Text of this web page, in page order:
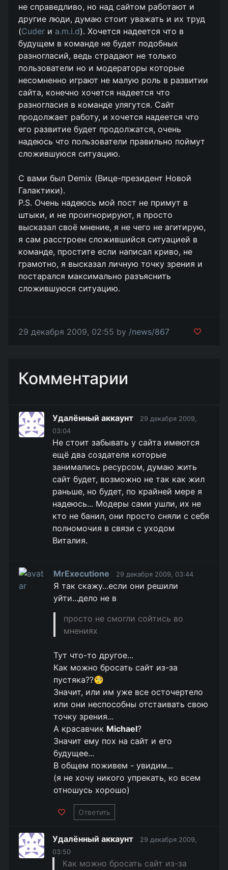
не справедливо, но над сайтом работают и
другие люди, думаю стоит уважать и их труд
(Cuder и a.m.i.d). Хочется надеется что в
будущем в команде не будет подобных
разногласий, ведь страдают не только
пользователи но и модераторы которые
несомненно играют не малую роль в развитии
сайта, конечно хочется надеется что
разногласия в команде улягутся. Сайт
продолжает работу, и хочется надеется что
его развитие будет продолжатся, очень
надеюсь что пользователи правильно поймут
сложившуюся ситуацию.
С вами был Demix (Вице-президент Новой
Галактики).
P.S. Очень надеюсь мой пост не примут в
штыки, и не проигнорируют, я просто
высказал своё мнение, я не чего не агитирую,
я сам расстроен сложившийся ситуацией в
команде, простите если написал криво, не
грамотно, я высказал личную точку зрения и
постарался максимально разъяснить
сложившуюся ситуацию.
29 декабря 2009, 02:55 by /news/867
Комментарии
Удалённый аккаунт
29 декабря 2009,
03:04
Не стоит забывать у сайта имеются
ещё два создателя которые
занимались ресурсом, думаю жить
сайт будет, возможно не так как жил
раньше, но будет, по крайней мере я
надеюсь... Модеры сами ушли, их не
кто не банил, они просто сняли с себя
полномочия в связи с уходом
Виталия.
MrExecutione 29 декабря 2009, 03:44
Я так скажу...если они решили
уйти...дело не в
просто не смогли сойтись во
мнениях
Тут что-то другое...
Как можно бросать сайт из-за
пустяка??🧐
Значит, или им уже все осточертело
или они неспособны отстаивать свою
точку зрения...
А красавчик Michael?
Значит ему пох на сайт и его
будущее...
В общем поживем - увидим...
(я не хочу никого упрекать, ко всем
отношусь хорошо)
Ответить
Удалённый аккаунт
29 декабря 2009,
03:50
Как можно бросать сайт из-за